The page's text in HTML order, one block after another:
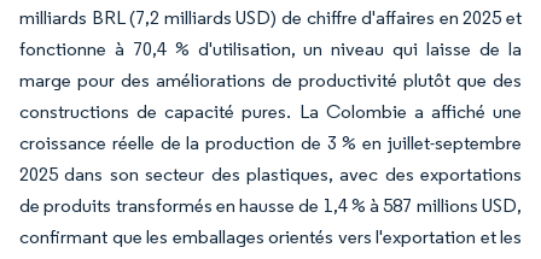
milliards BRL (7,2 milliards USD) de chiffre d'affaires en 2025 et
fonctionne à 70,4 % d'utilisation, un niveau qui laisse de la
marge pour des améliorations de productivité plutôt que des
constructions de capacité pures. La Colombie a affiché une
croissance réelle de la production de 3 % en juillet-septembre
2025 dans son secteur des plastiques, avec des exportations
de produits transformés en hausse de 1,4 % à 587 millions USD,
confirmant que les emballages orientés vers l'exportation et les